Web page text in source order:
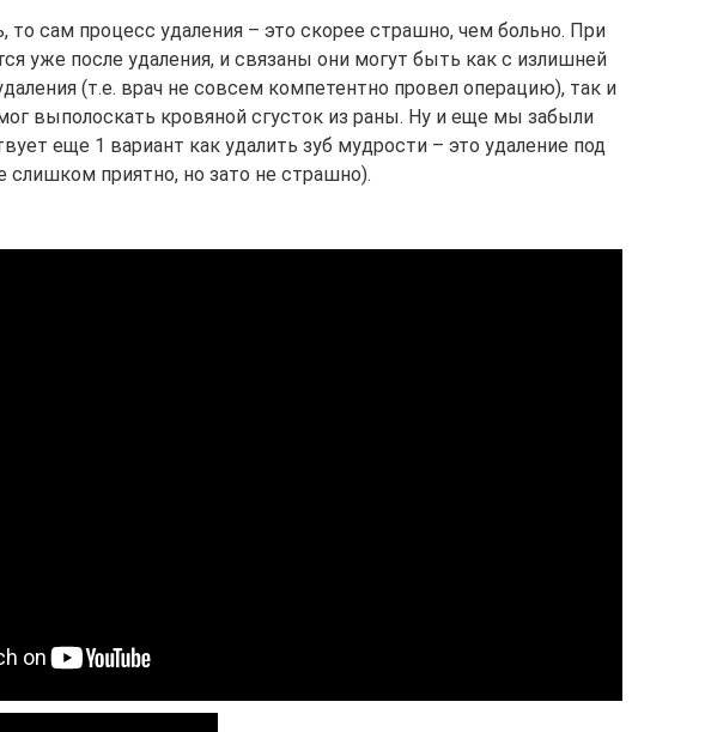
то сам процесс удаления – это скорее страшно, чем больно. При
уже после удаления, и связаны они могут быть как с излишней
(т.е. врач не совсем компетентно провел операцию), так и
выполоскать кровяной сгусток из раны. Ну и еще мы забыли
еще 1 вариант как удалить зуб мудрости – это удаление под
приятно, но зато не страшно).